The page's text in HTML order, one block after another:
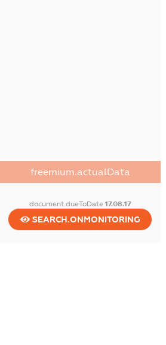
freemium.actualData
document.dueToDate 17.08.17
SEARCH.ONMONITORING